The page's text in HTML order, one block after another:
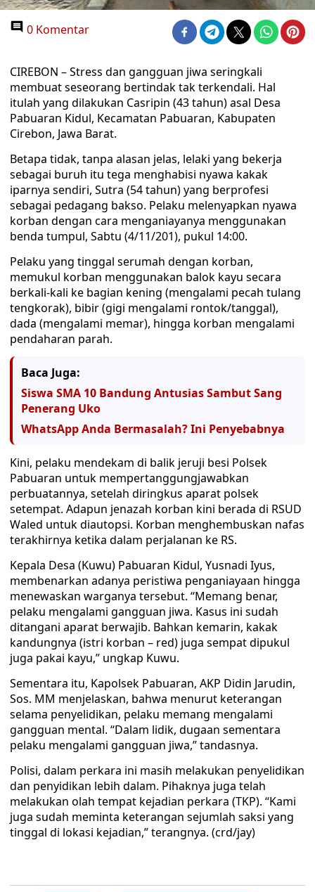
0 Komentar
CIREBON – Stress dan gangguan jiwa seringkali
membuat seseorang bertindak tak terkendali. Hal
itulah yang dilakukan Casripin (43 tahun) asal Desa
Pabuaran Kidul, Kecamatan Pabuaran, Kabupaten
Cirebon, Jawa Barat.
Betapa tidak, tanpa alasan jelas, lelaki yang bekerja
sebagai buruh itu tega menghabisi nyawa kakak
iparnya sendiri, Sutra (54 tahun) yang berprofesi
sebagai pedagang bakso. Pelaku melenyapkan nyawa
korban dengan cara menganiayanya menggunakan
benda tumpul, Sabtu (4/11/201), pukul 14:00.
Pelaku yang tinggal serumah dengan korban,
memukul korban menggunakan balok kayu secara
berkali-kali ke bagian kening (mengalami pecah tulang
tengkorak), bibir (gigi mengalami rontok/tanggal),
dada (mengalami memar), hingga korban mengalami
pendaharan parah.
Baca Juga:
Siswa SMA 10 Bandung Antusias Sambut Sang
Penerang Uko
WhatsApp Anda Bermasalah? Ini Penyebabnya
Kini, pelaku mendekam di balik jeruji besi Polsek
Pabuaran untuk mempertanggungjawabkan
perbuatannya, setelah diringkus aparat polsek
setempat. Adapun jenazah korban kini berada di RSUD
Waled untuk diautopsi. Korban menghembuskan nafas
terakhirnya ketika dalam perjalanan ke RS.
Kepala Desa (Kuwu) Pabuaran Kidul, Yusnadi Iyus,
membenarkan adanya peristiwa penganiayaan hingga
menewaskan warganya tersebut. “Memang benar,
pelaku mengalami gangguan jiwa. Kasus ini sudah
ditangani aparat berwajib. Bahkan kemarin, kakak
kandungnya (istri korban – red) juga sempat dipukul
juga pakai kayu,” ungkap Kuwu.
Sementara itu, Kapolsek Pabuaran, AKP Didin Jarudin,
Sos. MM menjelaskan, bahwa menurut keterangan
selama penyelidikan, pelaku memang mengalami
gangguan mental. “Dalam lidik, dugaan sementara
pelaku mengalami gangguan jiwa,” tandasnya.
Polisi, dalam perkara ini masih melakukan penyelidikan
dan penyidikan lebih dalam. Pihaknya juga telah
melakukan olah tempat kejadian perkara (TKP). “Kami
juga sudah meminta keterangan sejumlah saksi yang
tinggal di lokasi kejadian,” terangnya. (crd/jay)